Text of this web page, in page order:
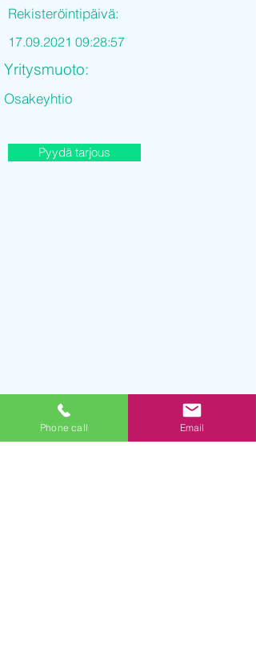
Rekisteröintipäivä:
17.09.2021 09:28:57
Yritysmuoto:
Osakeyhtio
Pyydä tarjous
Phone call Email